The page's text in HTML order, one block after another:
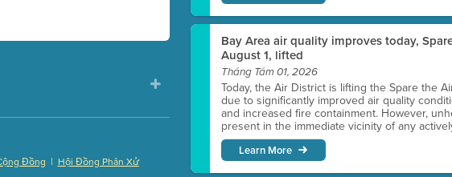
Đồng | Hội Đồng Phân Xử
Bay Area air quality improves today,
August 1, lifted
Tháng Tám 01, 2026
Today, the Air District is lifting the Spare the
due to significantly improved air quality
and increased fire containment. However,
present in the immediate vicinity of any
Learn More